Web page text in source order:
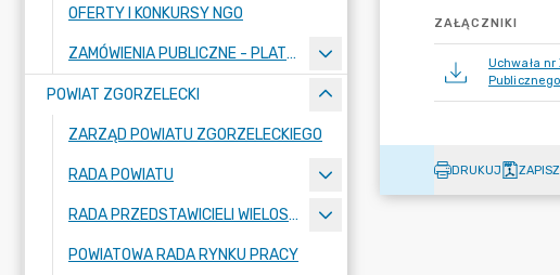
OFERTY I KONKURSY NGO
ZAMÓWIENIA PUBLICZNE - PLATFORMA ZAKUPOWA
POWIAT ZGORZELECKI
ZARZĄD POWIATU ZGORZELECKIEGO
RADA POWIATU
RADA PRZEDSTAWICIELI WIELOSPECJALISTYCZNEGO ZESPOŁU OPIEKI ZDROWOTNEJ "BOLESŁAWIEC-ZGORZELEC" SAMODZIELNEGO PUBLICZNEGO ZAKŁADU OPIEKI ZDROWOTNEJ
POWIATOWA RADA RYNKU PRACY
ZAŁĄCZNIKI
Uchwała
DRUKUJ